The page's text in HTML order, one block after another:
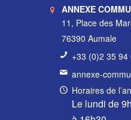
ANNEXE
11, Place des
76390 Aumale
+33 (0)2 35 94
annexe-
Horaires de
Le lundi de